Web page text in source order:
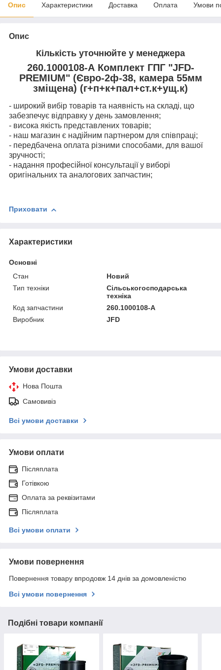
Опис Характеристики Доставка Оплата Умови
Опис
Кількість уточнюйте у менеджера
260.1000108-А Комплект ГПГ "JFD-
PREMIUM" (Євро-2ф-38, камера 55мм
зміщена) (г+п+к+пал+ст.к+ущ.к)
- широкий вибір товарів та наявність на складі, що
забезпечує відправку у день замовлення;
- висока якість представлених товарів;
- наш магазин є надійним партнером для співпраці;
- передбачена оплата різними способами, для вашої
зручності;
- надання професійної консультації у виборі
оригінальних та аналогових запчастин;
Приховати
Характеристики
Основні
Стан
Новий
Тип техніки
Сільськогосподарська
техніка
Код запчастини
260.1000108-А
Виробник
JFD
Умови доставки
Нова Пошта
Самовивіз
Всі умови доставки
Умови оплати
Післяплата
Готівкою
Оплата за реквізитами
Післяплата
Всі умови оплати
Умови повернення
Повернення товару впродовж 14 днів за домовленістю
Всі умови повернення
Подібні товари компанії